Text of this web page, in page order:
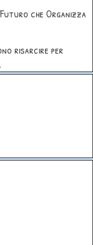
che Organizza
risarcire per